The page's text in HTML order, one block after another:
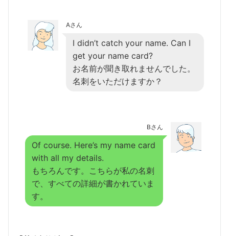
Aさん
I didn’t catch your name. Can I
get your name card?
お名前が聞き取れませんでした。
名刺をいただけますか？
Bさん
Of course. Here’s my name card
with all my details.
もちろんです。こちらが私の名刺
で、すべての詳細が書かれていま
す。